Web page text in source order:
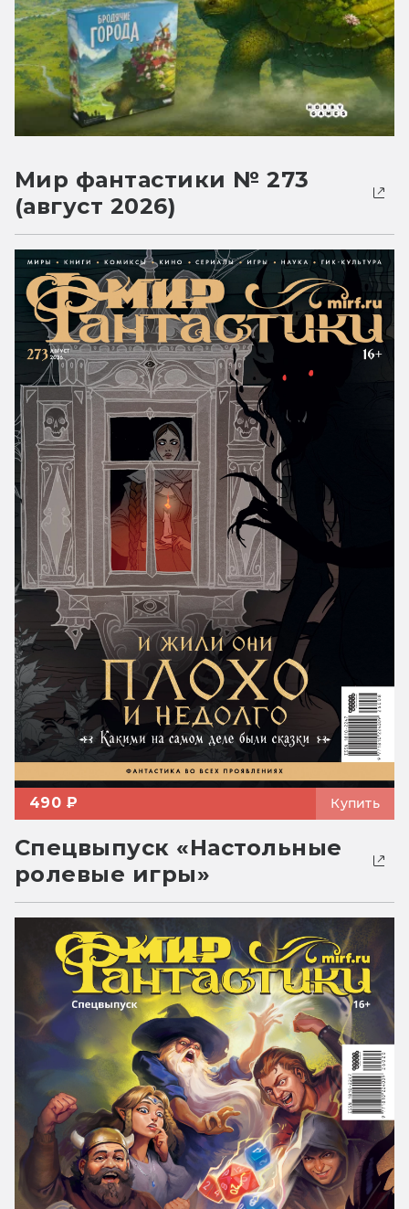
Мир фантастики № 273
(август 2026)
490 ₽ Купить
Спецвыпуск «Настольные
ролевые игры»